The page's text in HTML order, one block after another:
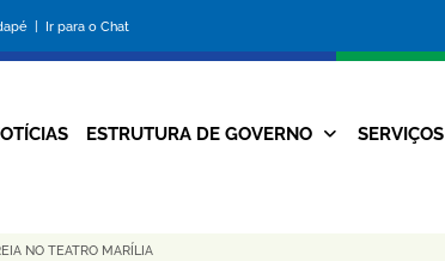
| Ir para o Chat
da
Prefeitura
Navegação
ESTRUTURA DE GOVERNO SERVIÇOS
NO TEATRO MARÍLIA